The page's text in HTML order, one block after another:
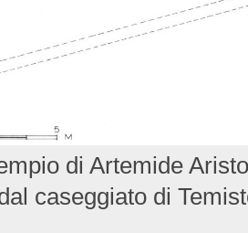
di Artemide
caseggiato di